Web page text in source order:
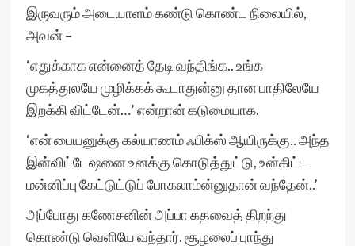
இருவரும் அடையாளம் கண்டு கொண்ட நிலையில்,
அவன் –
‘எதுக்காக என்னைத் தேடி வந்திங்க.. உங்க
முகத்துலயே முழிக்கக் கூடாதுன்னு தான பாதிலேயே
இறக்கி விட்டேன்…’ என்றான் கடுமையாக.
‘என் பையனுக்கு கல்யாணம் ஃபிக்ஸ் ஆயிருக்கு.. அந்த
இன்விட்டேஷனை உனக்கு கொடுத்துட்டு, உன்கிட்ட
மன்னிப்பு கேட்டுட்டுப் போகலாம்ன்னுதான் வந்தேன்..’
அப்போது கணேசனின் அப்பா கதவைத் திறந்து
கொண்டு வெளியே வந்தார். சூழலைப் புாந்து